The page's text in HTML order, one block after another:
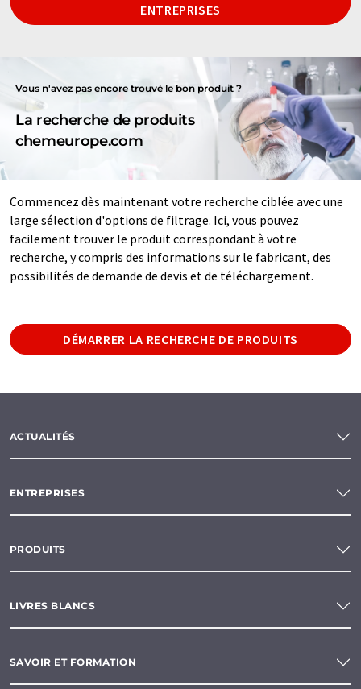
ENTREPRISES
Vous n'avez pas encore trouvé le bon produit ?
La recherche de produits
chemeurope.com
Commencez dès maintenant votre recherche ciblée avec une
large sélection d'options de filtrage. Ici, vous pouvez
facilement trouver le produit correspondant à votre
recherche, y compris des informations sur le fabricant, des
possibilités de demande de devis et de téléchargement.
DÉMARRER LA RECHERCHE DE PRODUITS
ACTUALITÉS
ENTREPRISES
PRODUITS
LIVRES BLANCS
SAVOIR ET FORMATION